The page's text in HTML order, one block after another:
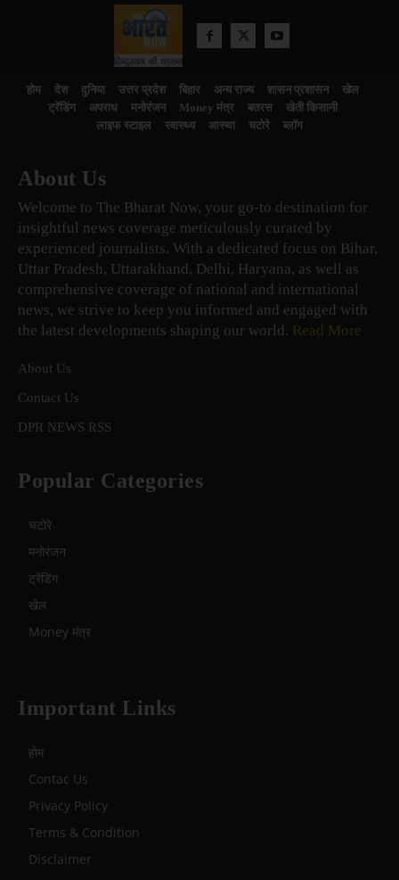
होम देश दुनिया उत्तर प्रदेश बिहार अन्य राज्य शासन प्रशासन
खेल
ट्रेंडिंग
अपराध मनोरंजन Money मंत्र बतरस
खेती किसानी
लाइफ स्टाइल
स्वास्थ्य आस्था चटोरे ब्लॉग
About Us
Welcome to The Bharat Now, your go-to destination for
insightful news coverage meticulously curated by
experienced journalists. With a dedicated focus on Bihar,
Uttar Pradesh, Uttarakhand, Delhi, Haryana, as well as
comprehensive coverage of national and international
news, we strive to keep you informed and engaged with
the latest developments shaping our world. Read More
About Us
Contact Us
DPR NEWS RSS
Popular Categories
चटोरे
मनोरंजन
ट्रेंडिंग
खेल
Money मंत्र
Important Links
होम
Contac Us
Privacy Policy
Terms & Condition
Disclaimer